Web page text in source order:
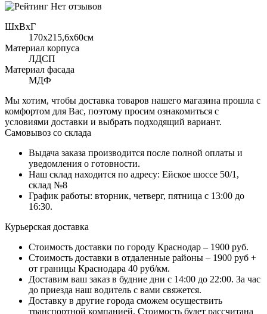
Нет отзывов
ШхВхГ
170x215,6х60см
Материал корпуса
ЛДСП
Материал фасада
МДФ
Мы хотим, чтобы доставка товаров нашего магазина прошла с
комфортом для Вас, поэтому просим ознакомиться с
условиями доставки и выбрать подходящий вариант.
Самовывоз со склада
Выдача заказа производится после полной оплаты и
уведомления о готовности.
Наш склад находится по адресу: Ейское шоссе 50/1,
склад №8
График работы: вторник, четверг, пятница с 13:00 до
16:30.
Курьерская доставка
Стоимость доставки по городу Краснодар – 1900 руб.
Стоимость доставки в отдаленные районы – 1900 руб +
от границы Краснодара 40 руб/км.
Доставим ваш заказ в будние дни с 14:00 до 22:00. За час
до приезда наш водитель с вами свяжется.
Доставку в другие города сможем осуществить
транспортной компанией. Стоимость будет рассчитана